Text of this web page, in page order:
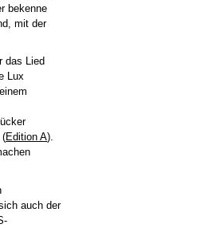
bekenne
mit der
das Lied
Lux
(Edition A).
auch der